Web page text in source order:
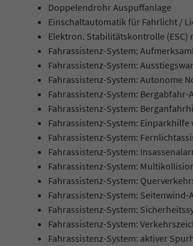
Doppelendrohr Auspuffanlage
Einschaltautomatik für Fahrlicht /
Elektron. Stabilitätskontrolle (ESC)
Fahrassistenz-System:
Fahrassistenz-System:
Fahrassistenz-System: Autonome
Fahrassistenz-System: Bergabfahr-
Fahrassistenz-System:
Fahrassistenz-System:
Fahrassistenz-System:
Fahrassistenz-System:
Fahrassistenz-System:
Fahrassistenz-System:
Fahrassistenz-System: Seitenwind-
Fahrassistenz-System:
Fahrassistenz-System:
Fahrassistenz-System: aktiver